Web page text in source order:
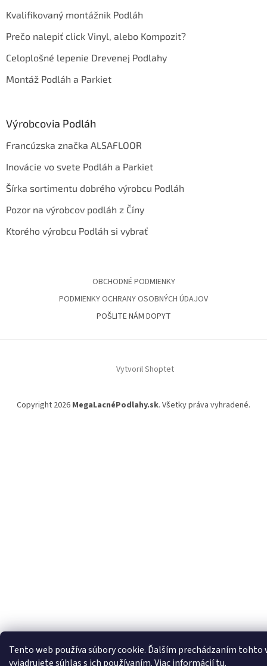
Tento web používa súbory cookie. Ďalším prechádzaním tohto
vyjadrujete súhlas s ich používaním. Viac informáciítu.
Kvalifikovaný montážnik Podláh
Prečo nalepiť click Vinyl, alebo Kompozit?
Celoplošné lepenie Drevenej Podlahy
Montáž Podláh a Parkiet
Výrobcovia Podláh
Francúzska značka ALSAFLOOR
Inovácie vo svete Podláh a Parkiet
Šírka sortimentu dobrého výrobcu Podláh
Pozor na výrobcov podláh z Číny
Ktorého výrobcu Podláh si vybrať
OBCHODNÉ PODMIENKY
PODMIENKY OCHRANY OSOBNÝCH ÚDAJOV
POŠLITE NÁM DOPYT
Vytvoril Shoptet
Copyright 2026 MegaLacnéPodlahy.sk. Všetky práva vyhradené.